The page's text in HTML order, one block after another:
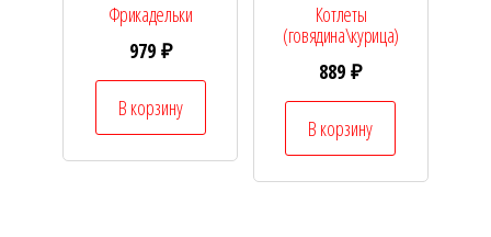
Фрикадельки
979 ₽
В корзину
Котлеты
(говядина\курица)
889₽
В корзину